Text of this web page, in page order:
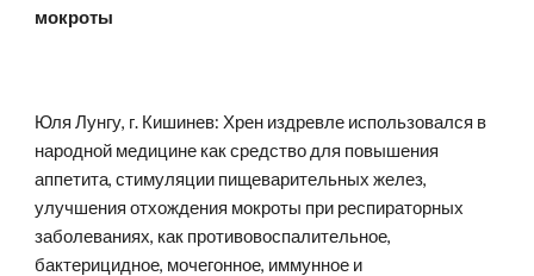
мокроты
Юля Лунгу, г. Кишинев: Хрен издревле использовался в
народной медицине как средство для повышения
аппетита, стимуляции пищеварительных желез,
улучшения отхождения мокроты при респираторных
заболеваниях, как противовоспалительное,
бактерицидное, мочегонное, иммунное и